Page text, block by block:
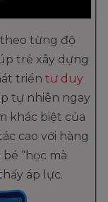
từng độ
trẻ xây dựng
triển tư duy
tự nhiên ngay
khác biệt của
cao với hàng
“học mà
áp lực.